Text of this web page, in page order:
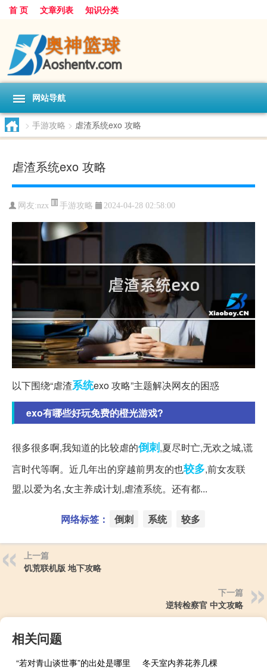
首 页 文章列表 知识分类
网站导航
> 手游攻略 > 虐渣系统exo 攻略
虐渣系统exo 攻略
网友:nzx 手游攻略 2024-04-28 02:58:00
以下围绕“虐渣系统exo 攻略”主题解决网友的困惑
exo有哪些好玩免费的橙光游戏?
很多很多啊,我知道的比较虐的倒刺,夏尽时亡,无欢之城,谎
言时代等啊。近几年出的穿越前男友的也较多,前女友联
盟,以爱为名,女主养成计划,虐渣系统。还有都...
网络标签： 倒刺 系统 较多
上一篇
饥荒联机版 地下攻略
下一篇
逆转检察官 中文攻略
相关问题
“若对青山谈世事”的出处是哪里
冬天室内养花养几棵